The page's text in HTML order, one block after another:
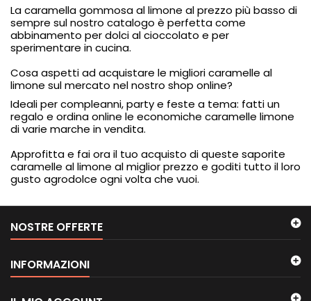
La caramella gommosa al limone al prezzo più basso di
sempre sul nostro catalogo è perfetta come
abbinamento per dolci al cioccolato e per
sperimentare in cucina.
Cosa aspetti ad acquistare le migliori caramelle al
limone sul mercato nel nostro shop online?
Ideali per compleanni, party e feste a tema: fatti un
regalo e ordina online le economiche caramelle limone
di varie marche in vendita.
Approfitta e fai ora il tuo acquisto di queste saporite
caramelle al limone al miglior prezzo e goditi tutto il loro
gusto agrodolce ogni volta che vuoi.
NOSTRE OFFERTE
INFORMAZIONI